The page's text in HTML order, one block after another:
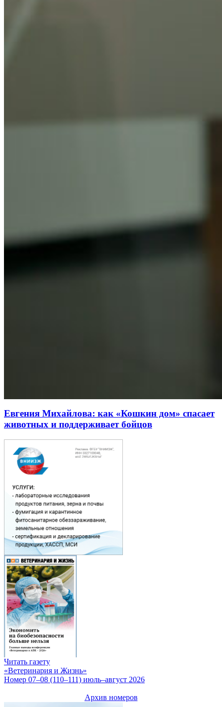
Евгения Михайлова: как «Кошкин дом» спасает
животных и поддерживает бойцов
Читать газету
«Ветеринария и Жизнь»
Номер 07–08 (110–111) июль–август 2026
Архив номеров